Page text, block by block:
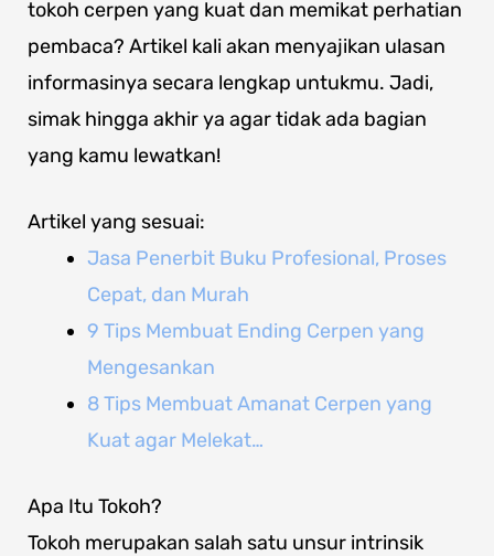
tokoh cerpen yang kuat dan memikat perhatian
pembaca? Artikel kali akan menyajikan ulasan
informasinya secara lengkap untukmu. Jadi,
simak hingga akhir ya agar tidak ada bagian
yang kamu lewatkan!
Artikel yang sesuai:
Jasa Penerbit Buku Profesional, Proses
Cepat, dan Murah
9 Tips Membuat Ending Cerpen yang
Mengesankan
8 Tips Membuat Amanat Cerpen yang
Kuat agar Melekat…
Apa Itu Tokoh?
Tokoh merupakan salah satu unsur intrinsik